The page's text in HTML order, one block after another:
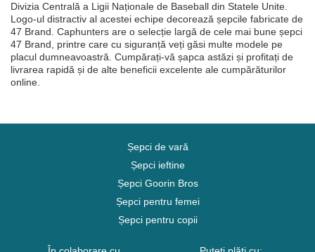
Divizia Centrală a Ligii Naționale de Baseball din Statele Unite.
Logo-ul distractiv al acestei echipe decorează șepcile fabricate de
47 Brand. Caphunters are o selecție largă de cele mai bune șepci
47 Brand, printre care cu siguranță veți găsi multe modele pe
placul dumneavoastră. Cumpărați-vă șapca astăzi și profitați de
livrarea rapidă și de alte beneficii excelente ale cumpărăturilor
online.
Șepci de vară
Șepci ieftine
Șepci Goorin Bros
Șepci pentru femei
Șepci pentru copii